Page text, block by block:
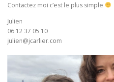
Contactez moi c’est le plus simple
Julien
06 12 37 05 10
julien@jcarlier.com